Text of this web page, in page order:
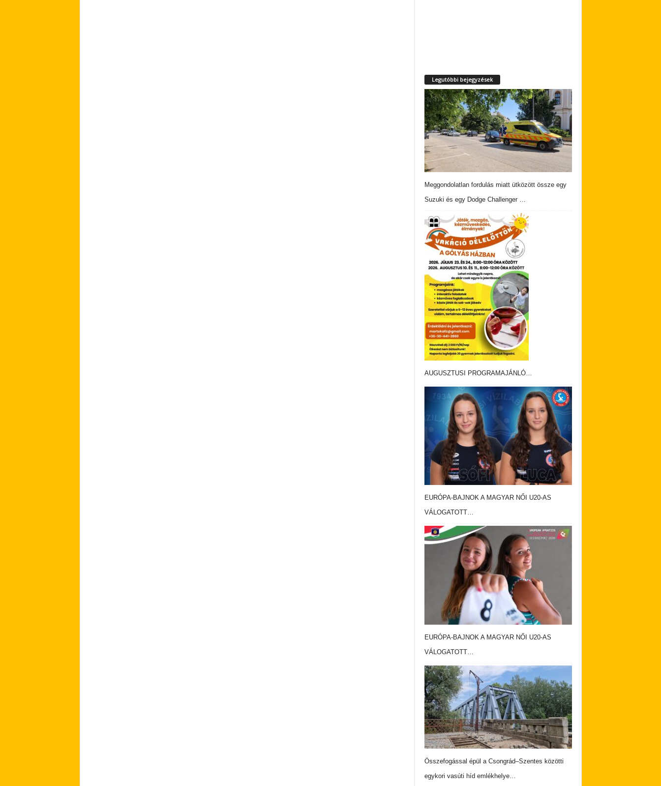
Legutóbbi bejegyzések
Meggondolatlan fordulás miatt ütközött össze egy
Suzuki és egy Dodge Challenger …
AUGUSZTUSI PROGRAMAJÁNLÓ…
EURÓPA-BAJNOK A MAGYAR NŐI U20-AS
VÁLOGATOTT…
EURÓPA-BAJNOK A MAGYAR NŐI U20-AS
VÁLOGATOTT…
Összefogással épül a Csongrád–Szentes közötti
egykori vasúti híd emlékhelye…